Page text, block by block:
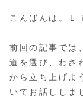
こんばんは。Ｌ
前回の記事では
道を選び、わざ
から立ち上げよ
いてお話ししま